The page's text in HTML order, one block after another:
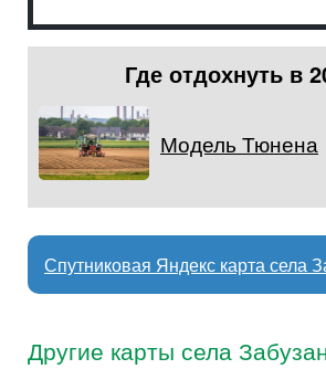
Где отдохнуть в
Модель Тюнена
Спутниковая Яндекс карта села
Другие карты села